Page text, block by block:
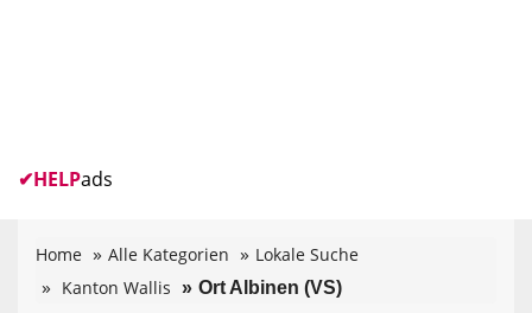
✔HELPads
Home Alle Kategorien
Lokale Suche
Kanton Wallis
Ort Albinen (VS)